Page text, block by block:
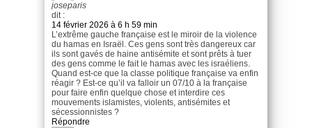
joseparis
dit :
14 février 2026 à 6 h 59 min
L’extrême gauche française est le miroir de la violence
du hamas en Israël. Ces gens sont très dangereux car
ils sont gavés de haine antisémite et sont prêts à tuer
des gens comme le fait le hamas avec les israéliens.
Quand est-ce que la classe politique française va enfin
réagir ? Est-ce qu’il va falloir un 07/10 à la française
pour faire enfin quelque chose et interdire ces
mouvements islamistes, violents, antisémites et
sécessionnistes ?
Répondre